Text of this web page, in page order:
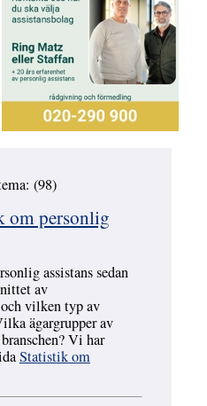
(98)
om personlig
assistans sedan
av
vilken typ av
ägargrupper av
Vi har
Statistik om